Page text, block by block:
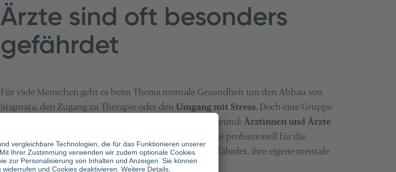
Ärzte sind oft besonders
gefährdet
Für viele Menschen geht es beim Thema mentale Gesundheit um den Abbau von
Stigmata, den Zugang zu Therapie oder denUmgang mit Stress. Doch eine Gruppe
bleibt in der öffentlichen Wahrnehmung oft im Hintergrund: Ärztinnen und Ärzte
. Denn paradoxerweise sind gerade diejenigen, die professionell für die
Gesundheit anderer verantwortlich sind, besonders gefährdet, ihre eigene mentale
Gesundheit aus dem Blick zu verlieren.